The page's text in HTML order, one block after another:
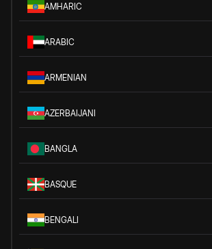
AMHARIC
ARABIC
ARMENIAN
AZERBAIJANI
BANGLA
BASQUE
BENGALI